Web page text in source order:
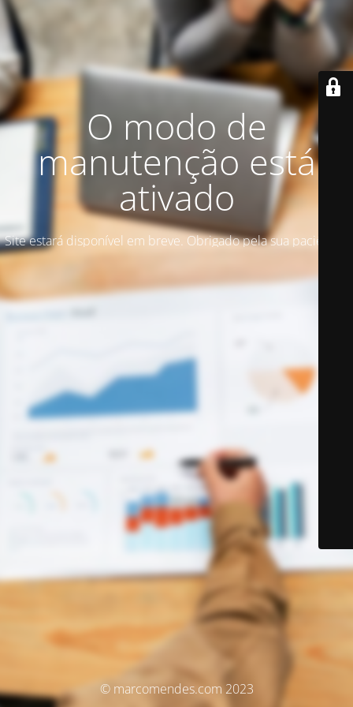
O modo de
manutenção está
ativado
Site estará disponível em breve. Obrigado pela sua paciência!
© marcomendes.com 2023